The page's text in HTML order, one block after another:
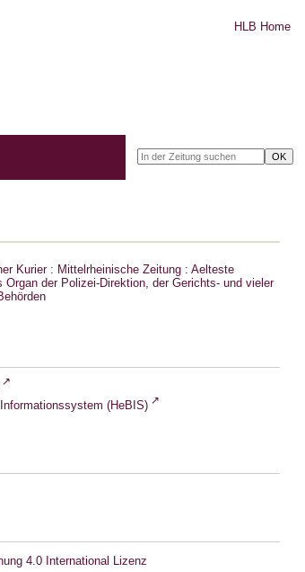
HLB Home
Kurier : Mittelrheinische Zeitung : Aelteste
der Polizei-Direktion, der Gerichts- und vieler
(HeBIS)
4.0 International Lizenz